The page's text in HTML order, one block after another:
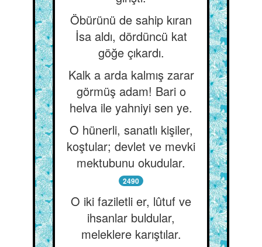
Öbürünü de sahip kıran
İsa aldı, dördüncü kat
göğe çıkardı.
Kalk a arda kalmış zarar
görmüş adam! Bari o
helva ile yahniyi sen ye.
O hünerli, sanatlı kişiler,
koştular; devlet ve mevki
mektubunu okudular.
2490
O iki faziletli er, lûtuf ve
ihsanlar buldular,
meleklere karıştılar.